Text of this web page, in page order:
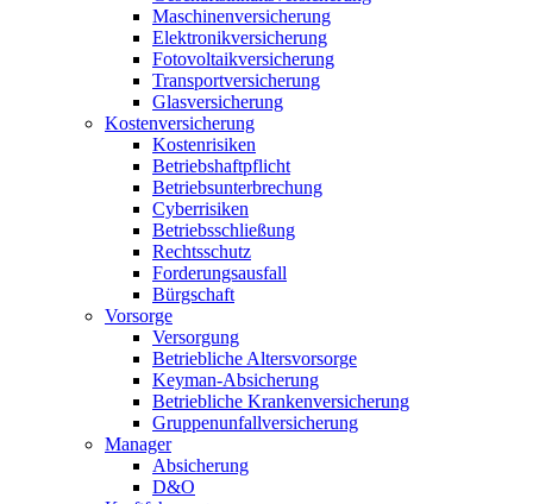
Maschinenversicherung
Elektronikversicherung
Fotovoltaikversicherung
Transportversicherung
Glasversicherung
Kostenversicherung
Kostenrisiken
Betriebshaftpflicht
Betriebsunterbrechung
Cyberrisiken
Betriebsschließung
Rechtsschutz
Forderungsausfall
Bürgschaft
Vorsorge
Versorgung
Betriebliche Altersvorsorge
Keyman-Absicherung
Betriebliche Krankenversicherung
Gruppenunfallversicherung
Manager
Absicherung
D&O